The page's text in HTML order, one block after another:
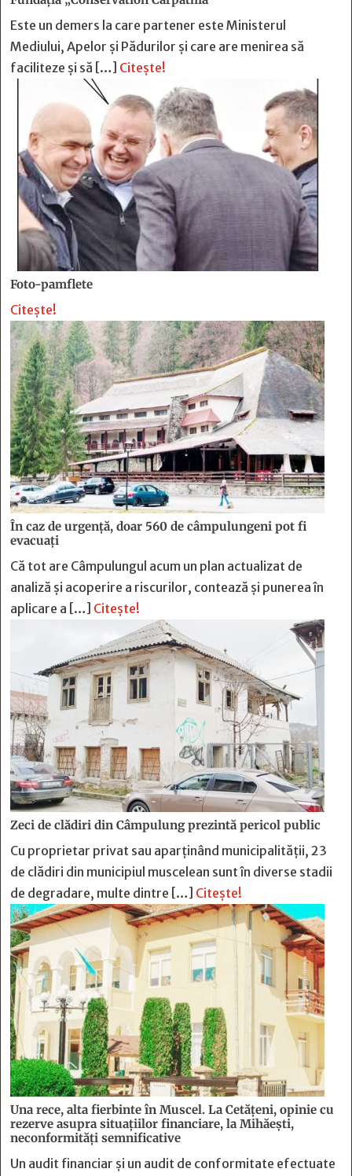
Este un demers la care partener este Ministerul
Mediului, Apelor și Pădurilor și care are menirea să
faciliteze și să […] Citește!
Foto-pamflete
Citește!
În caz de urgență, doar 560 de câmpulungeni pot fi
evacuați
Că tot are Câmpulungul acum un plan actualizat de
analiză și acoperire a riscurilor, contează și punerea în
aplicare a […] Citește!
Zeci de clădiri din Câmpulung prezintă pericol public
Cu proprietar privat sau aparținând municipalității, 23
de clădiri din municipiul muscelean sunt în diverse stadii
de degradare, multe dintre […] Citește!
Una rece, alta fierbinte în Muscel. La Cetăţeni, opinie cu
rezerve asupra situaţiilor financiare, la Mihăeşti,
neconformităţi semnificative
Un audit financiar și un audit de conformitate efectuate